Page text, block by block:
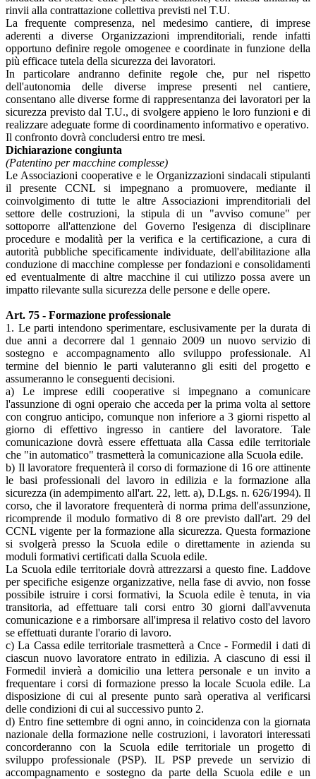
rinvii alla contrattazione collettiva previsti nel T.U.
La frequente compresenza, nel medesimo cantiere, di imprese
aderenti a diverse Organizzazioni imprenditoriali, rende infatti
opportuno definire regole omogenee e coordinate in funzione della
più efficace tutela della sicurezza dei lavoratori.
In particolare andranno definite regole che, pur nel rispetto
dell'autonomia delle diverse imprese presenti nel cantiere,
consentano alle diverse forme di rappresentanza dei lavoratori per la
sicurezza previsto dal T.U., di svolgere appieno le loro funzioni e di
realizzare adeguate forme di coordinamento informativo e operativo.
Il confronto dovrà concludersi entro tre mesi.
Dichiarazione congiunta
(Patentino per macchine complesse)
Le Associazioni cooperative e le Organizzazioni sindacali stipulanti
il presente CCNL si impegnano a promuovere, mediante il
coinvolgimento di tutte le altre Associazioni imprenditoriali del
settore delle costruzioni, la stipula di un "avviso comune" per
sottoporre all'attenzione del Governo l'esigenza di disciplinare
procedure e modalità per la verifica e la certificazione, a cura di
autorità pubbliche specificamente individuate, dell'abilitazione alla
conduzione di macchine complesse per fondazioni e consolidamenti
ed eventualmente di altre macchine il cui utilizzo possa avere un
impatto rilevante sulla sicurezza delle persone e delle opere.
Art. 75 - Formazione professionale
1. Le parti intendono sperimentare, esclusivamente per la durata di
due anni a decorrere dal 1 gennaio 2009 un nuovo servizio di
sostegno e accompagnamento allo sviluppo professionale. Al
termine del biennio le parti valuteranno gli esiti del progetto e
assumeranno le conseguenti decisioni.
a) Le imprese edili cooperative si impegnano a comunicare
l'assunzione di ogni operaio che acceda per la prima volta al settore
con congruo anticipo, comunque non inferiore a 3 giorni rispetto al
giorno di effettivo ingresso in cantiere del lavoratore. Tale
comunicazione dovrà essere effettuata alla Cassa edile territoriale
che "in automatico" trasmetterà la comunicazione alla Scuola edile.
b) Il lavoratore frequenterà il corso di formazione di 16 ore attinente
le basi professionali del lavoro in edilizia e la formazione alla
sicurezza (in adempimento all'art. 22, lett. a), D.Lgs. n. 626/1994). Il
corso, che il lavoratore frequenterà di norma prima dell'assunzione,
ricomprende il modulo formativo di 8 ore previsto dall'art. 29 del
CCNL vigente per la formazione alla sicurezza. Questa formazione
si svolgerà presso la Scuola edile o direttamente in azienda su
moduli formativi certificati dalla Scuola edile.
La Scuola edile territoriale dovrà attrezzarsi a questo fine. Laddove
per specifiche esigenze organizzative, nella fase di avvio, non fosse
possibile istruire i corsi formativi, la Scuola edile è tenuta, in via
transitoria, ad effettuare tali corsi entro 30 giorni dall'avvenuta
comunicazione e a rimborsare all'impresa il relativo costo del lavoro
se effettuati durante l'orario di lavoro.
c) La Cassa edile territoriale trasmetterà a Cnce - Formedil i dati di
ciascun nuovo lavoratore entrato in edilizia. A ciascuno di essi il
Formedil invierà a domicilio una lettera personale e un invito a
frequentare i corsi di formazione presso la locale Scuola edile. La
disposizione di cui al presente punto sarà operativa al verificarsi
delle condizioni di cui al successivo punto 2.
d) Entro fine settembre di ogni anno, in coincidenza con la giornata
nazionale della formazione nelle costruzioni, i lavoratori interessati
concorderanno con la Scuola edile territoriale un progetto di
sviluppo professionale (PSP). IL PSP prevede un servizio di
accompagnamento e sostegno da parte della Scuola edile e un